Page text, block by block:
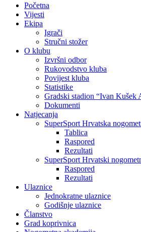
Početna
Vijesti
Ekipa
Igrači
Stručni stožer
O klubu
Izvršni odbor
Rukovodstvo kluba
Povijest kluba
Statistike
Gradski stadion “Ivan Kušek
Dokumenti
Natjecanja
SuperSport Hrvatska
Tablica
Raspored
Rezultati
SuperSport Hrvatski
Raspored
Rezultati
Ulaznice
Jednokratne ulaznice
Godišnje ulaznice
Članstvo
Grad koprivnica